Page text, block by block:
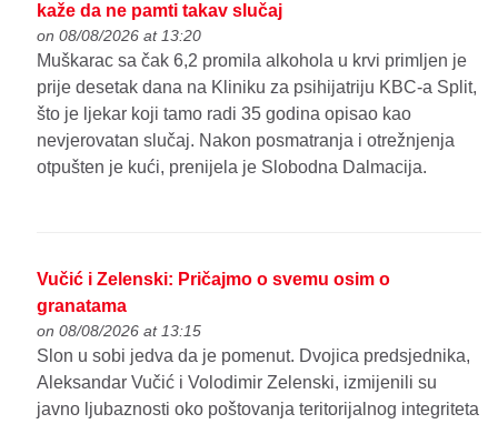
kaže da ne pamti takav slučaj
on 08/08/2026 at 13:20
Muškarac sa čak 6,2 promila alkohola u krvi primljen je
prije desetak dana na Kliniku za psihijatriju KBC-a Split,
što je ljekar koji tamo radi 35 godina opisao kao
nevjerovatan slučaj. Nakon posmatranja i otrežnjenja
otpušten je kući, prenijela je Slobodna Dalmacija.
Vučić i Zelenski: Pričajmo o svemu osim o
granatama
on 08/08/2026 at 13:15
Slon u sobi jedva da je pomenut. Dvojica predsjednika,
Aleksandar Vučić i Volodimir Zelenski, izmijenili su
javno ljubaznosti oko poštovanja teritorijalnog integriteta